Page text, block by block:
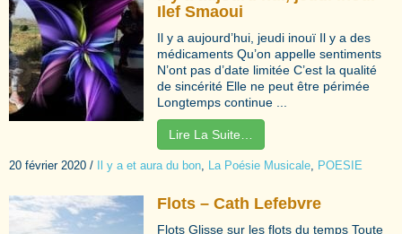
Ilef Smaoui
Il y a aujourd’hui, jeudi inouï Il y a des
médicaments Qu’on appelle sentiments
N’ont pas d’date limitée C’est la qualité
de sincérité Elle ne peut être périmée
Longtemps continue ...
Lire La Suite…
20 février 2020 / Il y a et aura du bon La Poésie Musicale POESIE
Flots – Cath Lefebvre
Flots Glisse sur les flots du temps Toute